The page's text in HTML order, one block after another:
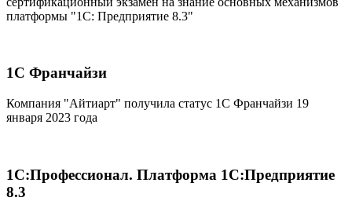
платформы "1С: Предприятие 8.3"
1С Франчайзи
Компания "Айтиарт" получила статус 1С Франчайзи 19
января 2023 года
1С:Профессионал. Платформа 1С:Предприятие
8.3